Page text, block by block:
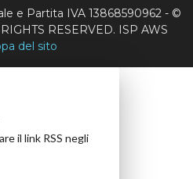
e Partita IVA 13868590962 - ©
RESERVED. ISP AWS
del sito
il link RSS negli